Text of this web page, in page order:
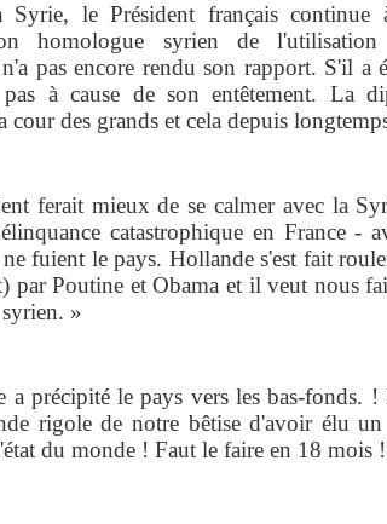
le Président français continue
homologue syrien de l'utilisation
pas encore rendu son rapport. S'il a
à cause de son entêtement. La
cour des grands et cela depuis
ferait mieux de se calmer avec la
catastrophique en France -
fuient le pays. Hollande s'est fait
par Poutine et Obama et il veut nous
»
a précipité le pays vers les bas-fonds. !
rigole de notre bêtise d'avoir élu
du monde ! Faut le faire en 18 mois